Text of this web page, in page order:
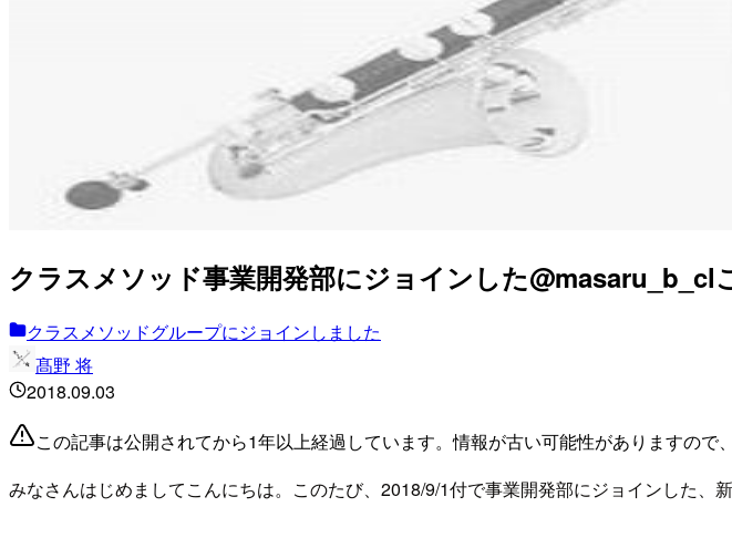
クラスメソッド事業開発部にジョインした@masaru_b_cl
クラスメソッドグループにジョインしました
髙野 将
2018.09.03
この記事は公開されてから1年以上経過しています。情報が古い可能性がありますので
みなさんはじめましてこんにちは。このたび、2018/9/1付で事業開発部にジョインした、